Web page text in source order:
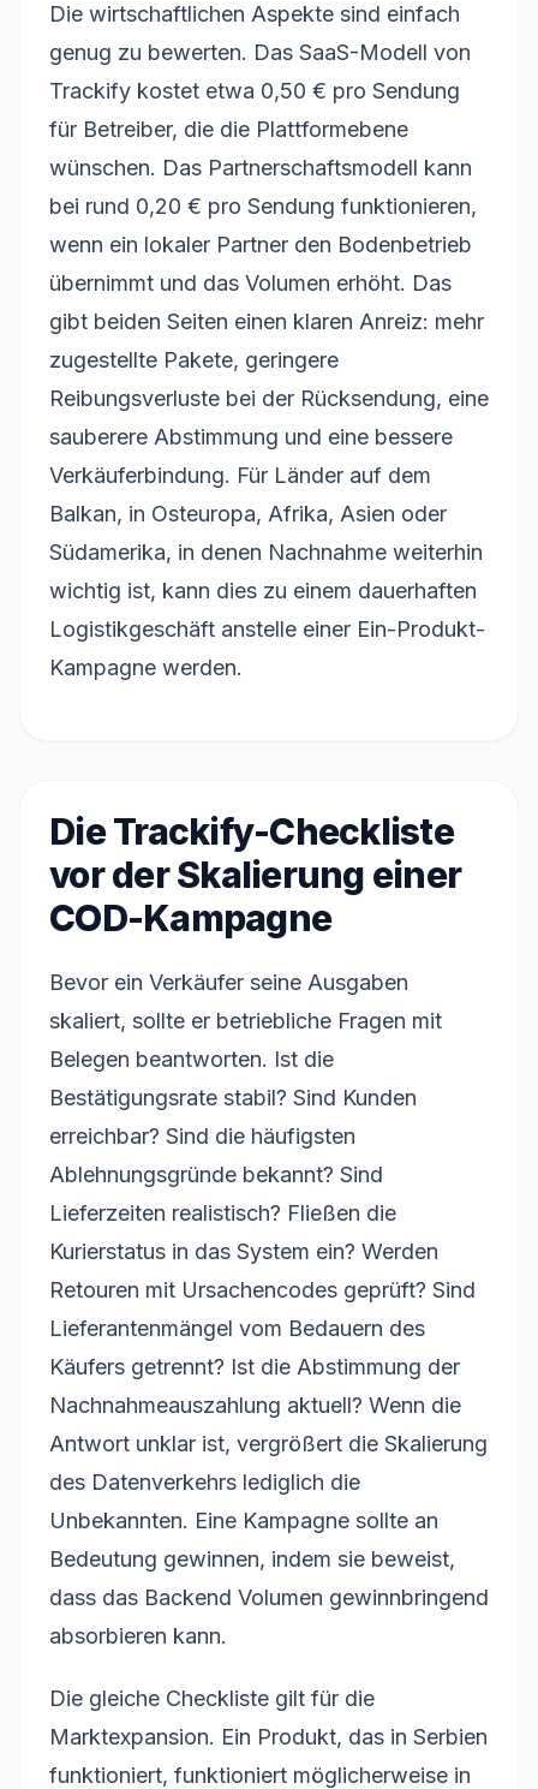
Die wirtschaftlichen Aspekte sind einfach
genug zu bewerten. Das SaaS-Modell von
Trackify kostet etwa 0,50 € pro Sendung
für Betreiber, die die Plattformebene
wünschen. Das Partnerschaftsmodell kann
bei rund 0,20 € pro Sendung funktionieren,
wenn ein lokaler Partner den Bodenbetrieb
übernimmt und das Volumen erhöht. Das
gibt beiden Seiten einen klaren Anreiz: mehr
zugestellte Pakete, geringere
Reibungsverluste bei der Rücksendung, eine
sauberere Abstimmung und eine bessere
Verkäuferbindung. Für Länder auf dem
Balkan, in Osteuropa, Afrika, Asien oder
Südamerika, in denen Nachnahme weiterhin
wichtig ist, kann dies zu einem dauerhaften
Logistikgeschäft anstelle einer Ein-Produkt-
Kampagne werden.
Die Trackify-Checkliste
vor der Skalierung einer
COD-Kampagne
Bevor ein Verkäufer seine Ausgaben
skaliert, sollte er betriebliche Fragen mit
Belegen beantworten. Ist die
Bestätigungsrate stabil? Sind Kunden
erreichbar? Sind die häufigsten
Ablehnungsgründe bekannt? Sind
Lieferzeiten realistisch? Fließen die
Kurierstatus in das System ein? Werden
Retouren mit Ursachencodes geprüft? Sind
Lieferantenmängel vom Bedauern des
Käufers getrennt? Ist die Abstimmung der
Nachnahmeauszahlung aktuell? Wenn die
Antwort unklar ist, vergrößert die Skalierung
des Datenverkehrs lediglich die
Unbekannten. Eine Kampagne sollte an
Bedeutung gewinnen, indem sie beweist,
dass das Backend Volumen gewinnbringend
absorbieren kann.
Die gleiche Checkliste gilt für die
Marktexpansion. Ein Produkt, das in Serbien
funktioniert, funktioniert möglicherweise in